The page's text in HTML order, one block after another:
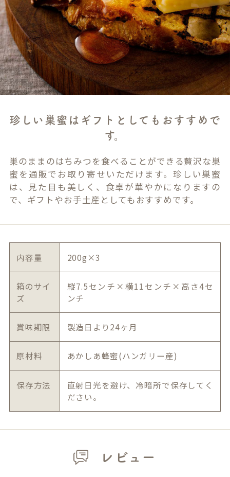
珍しい巣蜜はギフトとしてもおすすめで
す。
巣のままのはちみつを食べることができる贅沢な巣
蜜を通販でお取り寄せいただけます。珍しい巣蜜
は、見た目も美しく、食卓が華やかになりますの
で、ギフトやお手土産としてもおすすめです。
内容量 200g×3
箱のサイ
ズ
縦7.5センチ×横11センチ×高さ4セ
ンチ
賞味期限 製造日より24ヶ月
原材料 あかしあ蜂蜜(ハンガリー産)
保存方法
直射日光を避け、冷暗所で保存してく
ださい。
レビュー